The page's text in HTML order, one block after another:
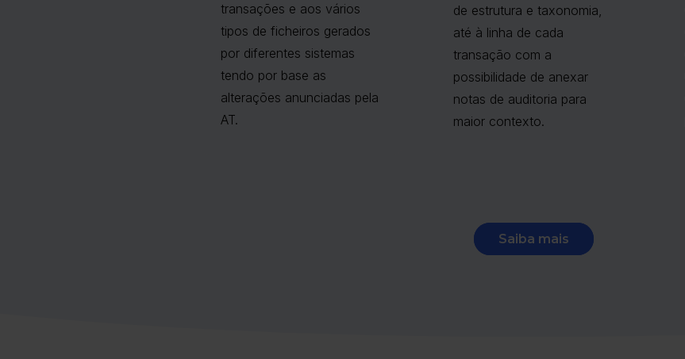
transações e aos vários
tipos de ficheiros gerados
por diferentes sistemas
tendo por base as
alterações anunciadas pela
AT.
de estrutura e taxonomia,
até à linha de cada
transação com a
possibilidade de anexar
notas de auditoria para
maior contexto.
Saiba mais